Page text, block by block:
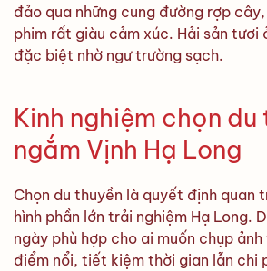
đảo qua những cung đường rợp
phim rất giàu cảm xúc. Hải sản tươi
đặc biệt nhờ ngư trường sạch.
Kinh nghiệm chọn du
ngắm Vịnh Hạ Long
Chọn du thuyền là quyết định quan
hình phần lớn trải nghiệm Hạ Long.
ngày phù hợp cho ai muốn chụp
điểm nổi, tiết kiệm thời gian lẫn chi